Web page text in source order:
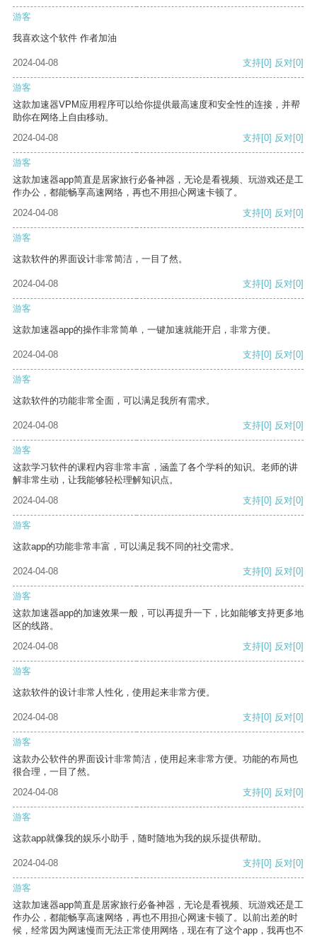
游客
我喜欢这个软件 作者加油
2024-04-08 支持[0] 反对[0]
游客
这款加速器VPM应用程序可以给你提供最高速度和安全性的连接，并帮
助你在网络上自由移动。
2024-04-08
支持[0] 反对[0]
游客
这款加速器app简直是居家旅行必备神器，无论是看视频、玩游戏还是工
作办公，都能畅享高速网络，再也不用担心网速卡顿了。
2024-04-08
支持[0] 反对[0]
游客
这款软件的界面设计非常简洁，一目了然。
2024-04-08 支持[0] 反对[0]
游客
这款加速器app的操作非常简单，一键加速就能开启，非常方便。
2024-04-08 支持[0] 反对[0]
游客
这款软件的功能非常全面，可以满足我所有需求。
2024-04-08 支持[0] 反对[0]
游客
这款学习软件的课程内容非常丰富，涵盖了各个学科的知识。老师的讲
解非常生动，让我能够轻松理解知识点。
2024-04-08
支持[0] 反对[0]
游客
这款app的功能非常丰富，可以满足我不同的社交需求。
2024-04-08 支持[0] 反对[0]
游客
这款加速器app的加速效果一般，可以再提升一下，比如能够支持更多地
区的线路。
2024-04-08
支持[0] 反对[0]
游客
这款软件的设计非常人性化，使用起来非常方便。
2024-04-08 支持[0] 反对[0]
游客
这款办公软件的界面设计非常简洁，使用起来非常方便。功能的布局也
很合理，一目了然。
2024-04-08
支持[0] 反对[0]
游客
这款app就像我的娱乐小助手，随时随地为我的娱乐提供帮助。
2024-04-08 支持[0] 反对[0]
游客
这款加速器app简直是居家旅行必备神器，无论是看视频、玩游戏还是工
作办公，都能畅享高速网络，再也不用担心网速卡顿了。以前出差的时
候，经常因为网速慢而无法正常使用网络，现在有了这个app，我再也不